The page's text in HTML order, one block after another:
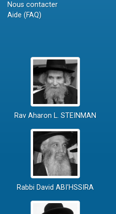
Nous contacter
Aide (FAQ)
Rav Aharon L. STEINMAN
Rabbi David ABI'HSSIRA